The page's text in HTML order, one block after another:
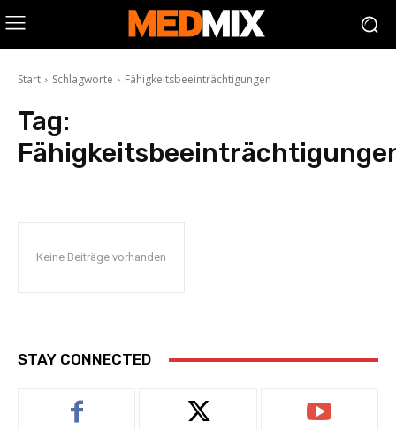
Start Schlagworte Fähigkeitsbeeinträchtigungen
Tag:
Keine Beiträge vorhanden
STAY CONNECTED